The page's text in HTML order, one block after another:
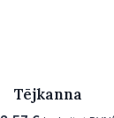
Tējkanna